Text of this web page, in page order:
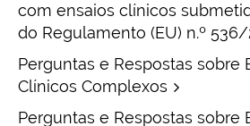
com ensaios clínicos
do Regulamento (EU) n.º 536/
Perguntas e Respostas sobre
Clínicos Complexos
Perguntas e Respostas sobre